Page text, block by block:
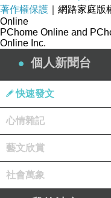
著作權保護 ｜網路家庭
Online
PChome Online and
Online Inc.
個人新聞台
快速發文
心情雜記
藝文欣賞
社會萬象